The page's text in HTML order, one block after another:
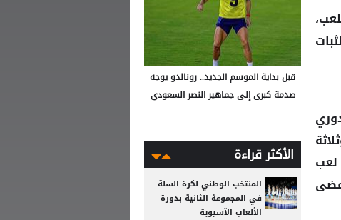
لعب
حيث أمضى
قبل بداية الموسم الجديد.. رونالدو يوجه
صدمة كبرى إلى جماهير النصر السعودي
الأكثر قراءة
المنتخب الوطني لكرة السلة
في المجموعة الثانية بدورة
الألعاب الآسيوية